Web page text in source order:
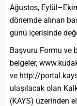
Ağustos,
dönemde alınan
günü içerisinde
Başvuru Formu ve
belgeler,
ve http://
ulaşılacak olan
(KAYS) üzerinden